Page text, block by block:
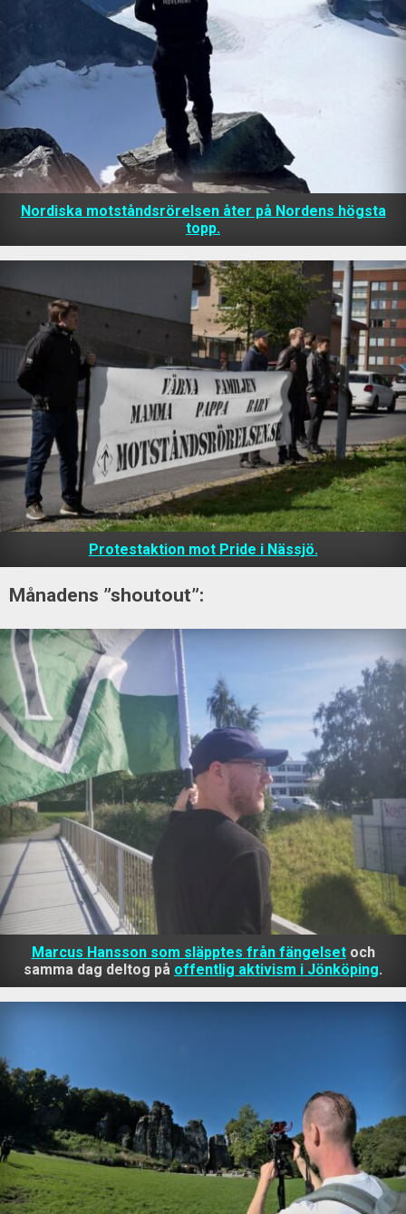
Nordiska motståndsrörelsen åter på Nordens högsta
topp.
Protestaktion mot Pride i Nässjö.
Månadens ”shoutout”:
Marcus Hansson som släpptes från fängelsetoch
samma dag deltog på offentlig aktivism i Jönköping.